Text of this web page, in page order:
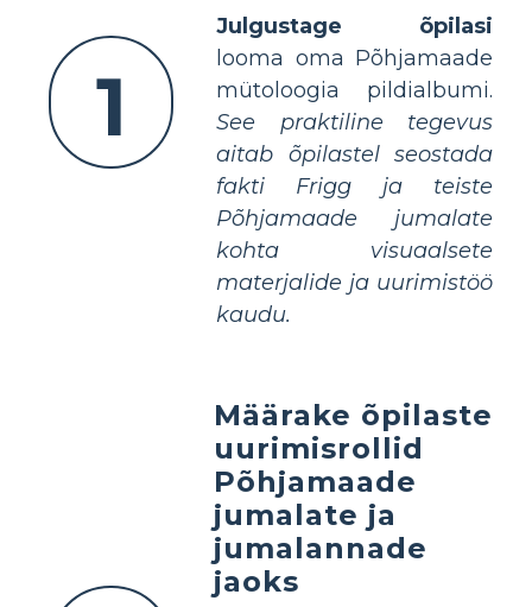
1
Julgustage õpilasi
looma oma Põhjamaade
mütoloogia pildialbumi.
See praktiline tegevus
aitab õpilastel seostada
fakti Frigg ja teiste
Põhjamaade jumalate
kohta visuaalsete
materjalide ja uurimistöö
kaudu.
Määrake õpilaste
uurimisrollid
Põhjamaade
jumalate ja
jumalannade
jaoks